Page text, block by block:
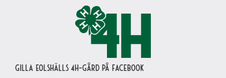
Gilla Eolshälls 4H-gård på Facebook